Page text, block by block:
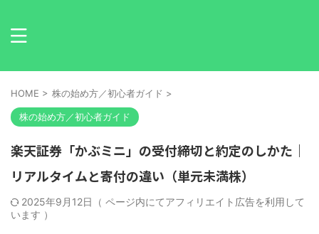
HOME > 株の始め方／初心者ガイド >
株の始め方／初心者ガイド
楽天証券「かぶミニ」の受付締切と約定のしかた｜
リアルタイムと寄付の違い（単元未満株）
2025年9月12日